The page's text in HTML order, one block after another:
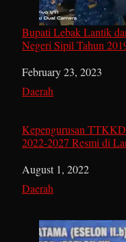
Bupati Lebak Lantik
Negeri Sipil Tahun
Date
February 23, 2023
In relation to
Daerah
Kepengurusan
2022-2027 Resmi di
Date
August 1, 2022
In relation to
Daerah